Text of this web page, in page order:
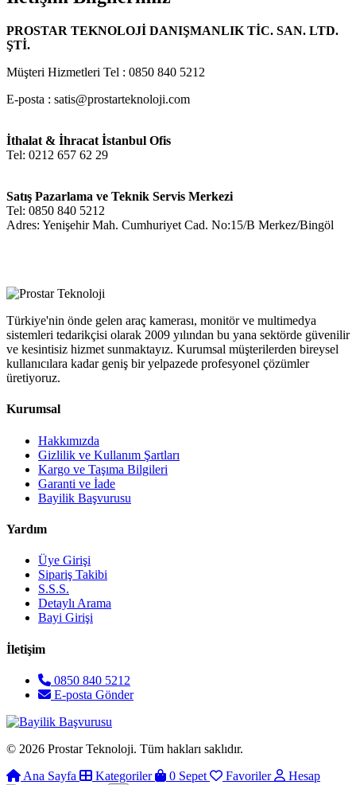
PROSTAR TEKNOLOJİ DANIŞMANLIK TİC. SAN. LTD.
ŞTİ.
Müşteri Hizmetleri Tel : 0850 840 5212
E-posta : satis@prostarteknoloji.com
İthalat & İhracat İstanbul Ofis
Tel: 0212 657 62 29
Satış Pazarlama ve Teknik Servis Merkezi
Tel: 0850 840 5212
Adres: Yenişehir Mah. Cumhuriyet Cad. No:15/B Merkez/Bingöl
Türkiye'nin önde gelen araç kamerası, monitör ve multimedya
sistemleri tedarikçisi olarak 2009 yılından bu yana sektörde güvenilir
ve kesintisiz hizmet sunmaktayız. Kurumsal müşterilerden bireysel
kullanıcılara kadar geniş bir yelpazede profesyonel çözümler
üretiyoruz.
Kurumsal
Hakkımızda
Gizlilik ve Kullanım Şartları
Kargo ve Taşıma Bilgileri
Garanti ve İade
Bayilik Başvurusu
Yardım
Üye Girişi
Sipariş Takibi
S.S.S.
Detaylı Arama
Bayi Girişi
İletişim
0850 840 5212
E-posta Gönder
© 2026 Prostar Teknoloji. Tüm hakları saklıdır.
Ana Sayfa
Kategoriler 0 Sepet Favoriler Hesap